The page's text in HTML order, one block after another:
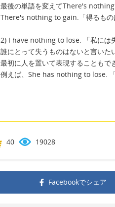
最後の単語を変えてThere's
There's nothing to gain.「得るもの
2) I have nothing to lose. 「私には
誰にとって失うものはないと言いた
最初に人を置いて表現することもで
例えば、She has nothing to lose.
40 19028
Facebookでシェア